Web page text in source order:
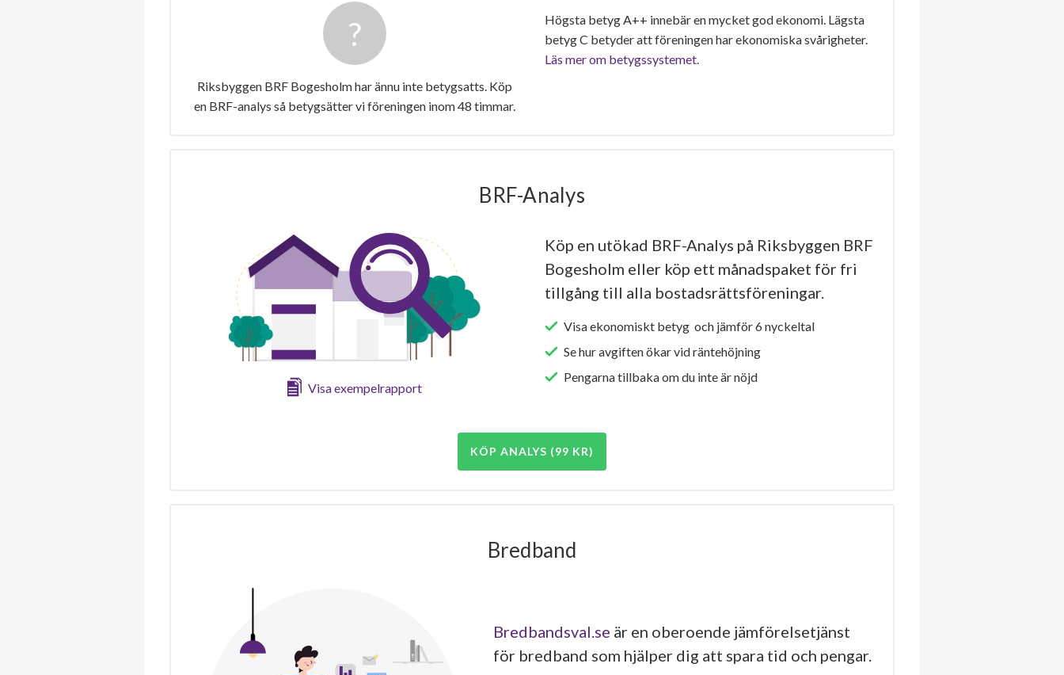
Riksbyggen BRF Bogesholm har ännu inte betygsatts. Köp
en BRF-analys så betygsätter vi föreningen inom 48 timmar.
Högsta betyg A++ innebär en mycket god ekonomi. Lägsta
betyg C betyder att föreningen har ekonomiska svårigheter.
Läs mer om betygssystemet.
BRF-Analys
Visa exempelrapport
Köp en utökad BRF-Analys på Riksbyggen BRF
Bogesholm eller köp ett månadspaket för fri
tillgång till alla bostadsrättsföreningar.
Visa ekonomiskt betyg och jämför 6 nyckeltal
Se hur avgiften ökar vid räntehöjning
Pengarna tillbaka om du inte är nöjd
KÖP ANALYS (99 KR)
Bredband
Bredbandsval.se är en oberoende jämförelsetjänst
för bredband som hjälper dig att spara tid och pengar.